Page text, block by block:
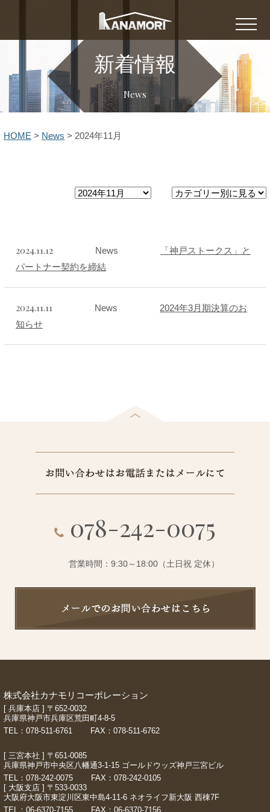
新着情報
News
HOME > News > 2024年11月
2024.11.12 News
「神戸ストークス」と
パートナー契約を締結
2024.11.11 News
2024年3月期決算のお
知らせ
078-242-0075
営業時間：9:30～18:00（土日祝 定休）
株式会社カナモリコーポレーション
[ 兵庫本店 ] 〒652-0032
兵庫県神戸市兵庫区荒田町4-8-5
TEL：078-511-6761 FAX：078-511-6762
[ 三宮本社 ] 〒651-0085
兵庫県神戸市中央区八幡通3-1-15 ゴールドウッズ神戸三宮ビル
TEL：078-242-0075 FAX：078-242-0105
[ 大阪支店 ] 〒533-0033
大阪府大阪市東淀川区東中島4-11-6 ネオライフ新大阪 西棟7F
TEL：06-6370-7155 FAX：06-6370-7156